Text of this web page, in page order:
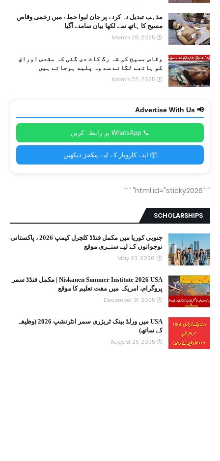
مذہب تبدیل نہ کرنے پر جان لیوا حملے میں زخمی وقاص
مسیح کا ہاتھ سے لکھا بیان سامنے آگیا
March 28, 2025
وقاص مسیح کی شہ رگ کاٹ دی گئی کہ مقدس اوراق
کو ہاتھے لگانے سے وہ پلید ہوجاتے ہیں
March 23, 2025
📢 Advertise With Us
📞 WhatsApp پر رابطہ کریں
📦 اپنے کاروبار کے لیے پیکجز دیکھیں
```html id="sticky2026"
```
SCHOLARSHIPS
جنوبی کوریا میں مکمل فنڈڈ کلچرل کیمپ 2026 ، پاکستانی
نوجوانوں کے لیے سنہری موقع
May 23, 2026
Niskanen Summer Institute 2026 USA | مکمل فنڈڈ سمر
پروگرام، امریکہ میں مفت تعلیم کا موقع
December 31, 2025
USA میں ورلڈ بینک ٹریژری سمر انٹرنشپ 2026 (وظیفہ
کے ساتھ)
August 25, 2025